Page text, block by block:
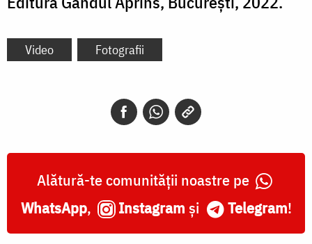
Video Fotografii
Alătură-te comunității noastre pe
WhatsApp, Instagram și Telegram!